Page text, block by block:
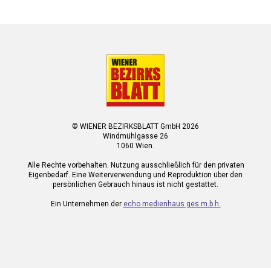
© WIENER BEZIRKSBLATT GmbH 2026
Windmühlgasse 26
1060 Wien.
Alle Rechte vorbehalten. Nutzung ausschließlich für den privaten
Eigenbedarf. Eine Weiterverwendung und Reproduktion über den
persönlichen Gebrauch hinaus ist nicht gestattet.
Ein Unternehmen der echo medienhaus ges.m.b.h.